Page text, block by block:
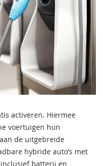
activeren. Hiermee
voertuigen hun
de uitgebreide
hybride auto’s met
batterij en